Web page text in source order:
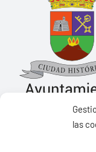
las